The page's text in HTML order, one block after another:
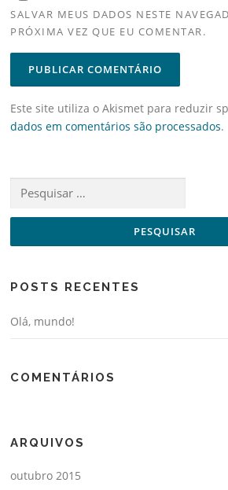
SALVAR MEUS DADOS NESTE
PRÓXIMA VEZ QUE EU COMENTAR.
Este site utiliza o Akismet para reduzir
dados em comentários são processados.
Pesquisar
POSTS RECENTES
Olá, mundo!
COMENTÁRIOS
ARQUIVOS
outubro 2015